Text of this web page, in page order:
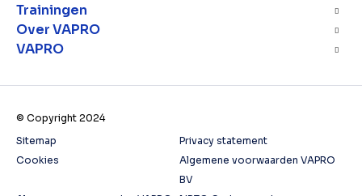
Trainingen
Over VAPRO
VAPRO
© Copyright 2024
Sitemap
Privacy statement
Cookies
Algemene voorwaarden VAPRO
BV